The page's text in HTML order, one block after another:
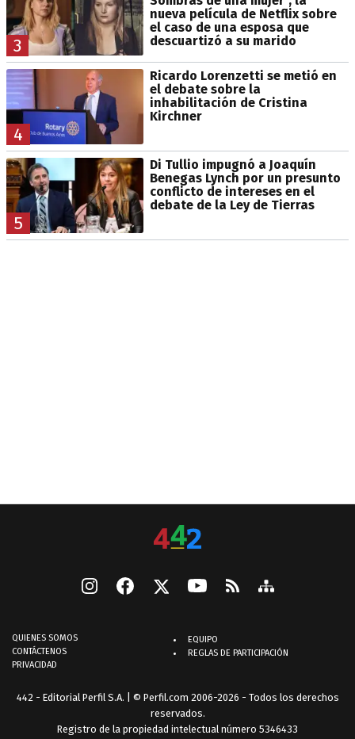
3
nueva película de Netflix sobre
el caso de una esposa que
descuartizó a su marido
4
Ricardo Lorenzetti se metió en
el debate sobre la
inhabilitación de Cristina
Kirchner
5
Di Tullio impugnó a Joaquín
Benegas Lynch por un presunto
conflicto de intereses en el
debate de la Ley de Tierras
QUIENES SOMOS
CONTÁCTENOS
PRIVACIDAD
EQUIPO
REGLAS DE PARTICIPACIÓN
442 - Editorial Perfil S.A. | © Perfil.com 2006-2026 - Todos los derechos
reservados.
Registro de la propiedad intelectual número 5346433